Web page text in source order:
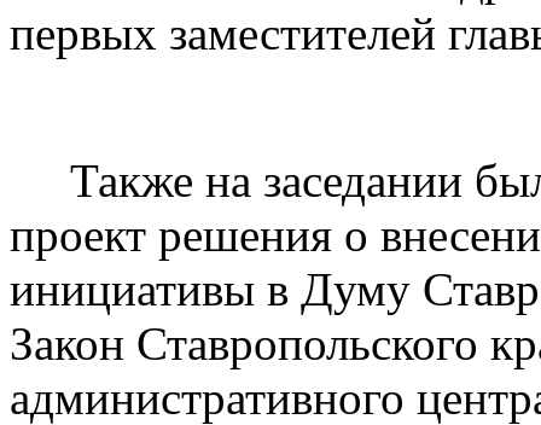
первых заместителей
Также на заседании
проект решения о
инициативы в Думу
Закон Ставропольского
административного